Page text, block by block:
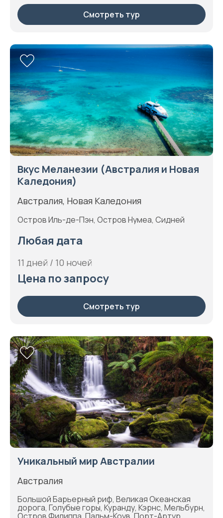
Смотреть тур
Вкус Меланезии (Австралия и Новая
Каледония)
Австралия, Новая Каледония
Остров Иль-де-Пэн, Остров Нумеа, Сидней
Любая дата
11 дней / 10 ночей
Цена по запросу
Смотреть тур
Уникальный мир Австралии
Австралия
Большой Барьерный риф, Великая Океанская
дорога, Голубые горы, Куранду, Кэрнс, Мельбурн,